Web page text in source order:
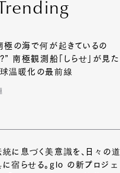
Trending
極の海で何が起きているの
南極観測船「しらせ」が見た
温暖化の最前線
統に息づく美意識を、日々の道
に宿らせる。glo の新プロジェ